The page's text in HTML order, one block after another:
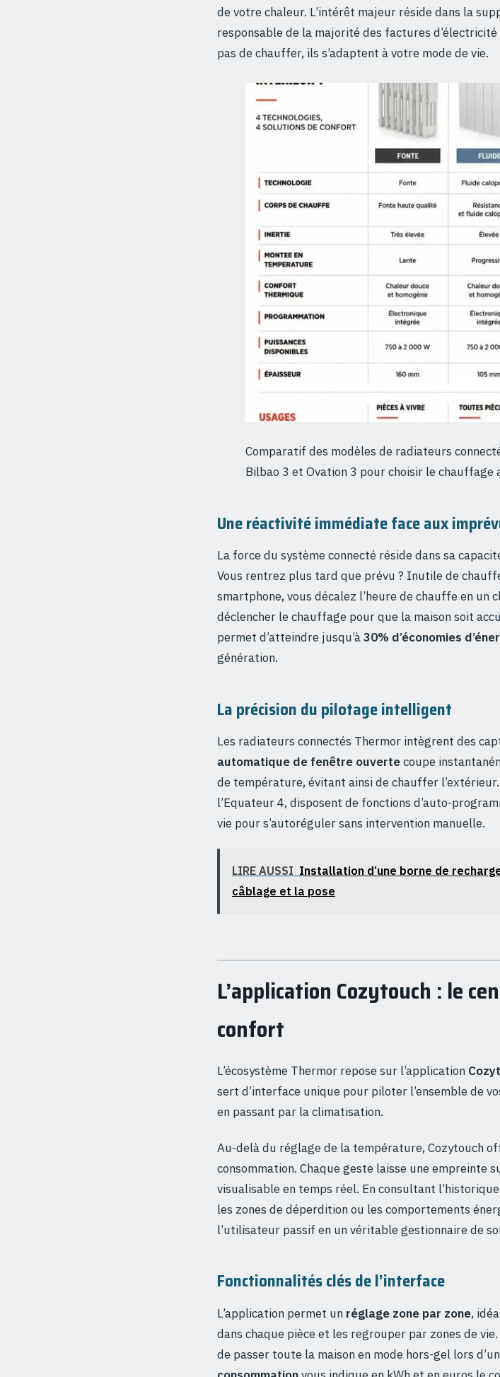
de votre chaleur. L’intérêt majeur réside dans la
responsable de la majorité des factures
pas de chauffer, ils s’adaptent à votre mode de vie.
Comparatif des modèles de radiateurs
Bilbao 3 et Ovation 3 pour choisir le chauffage
Une réactivité immédiate face aux
La force du système connecté réside dans sa
Vous rentrez plus tard que prévu ? Inutile de
smartphone, vous décalez l’heure de chauffe en un
déclencher le chauffage pour que la maison soit
permet d’atteindre jusqu’à30% d’économies
génération.
La précision du pilotage intelligent
Les radiateurs connectés Thermor intègrent des
automatique de fenêtre ouvertecoupe
de température, évitant ainsi de chauffer
l’Equateur 4, disposent de fonctions d’auto-
vie pour s’autoréguler sans intervention manuelle.
LIRE AUSSI Installation d’une borne de
câblage et la pose
L’application Cozytouch : le
confort
L’écosystème Thermor repose sur l’application
sert d’interface unique pour piloter l’ensemble de
en passant par la climatisation.
Au-delà du réglage de la température, Cozytouch
consommation. Chaque geste laisse une empreinte
visualisable en temps réel. En consultant
les zones de déperdition ou les comportements
l’utilisateur passif en un véritable gestionnaire de
Fonctionnalités clés de l’interface
L’application permet un réglage zone par zone,
dans chaque pièce et les regrouper par zones de vie.
de passer toute la maison en mode hors-gel lors